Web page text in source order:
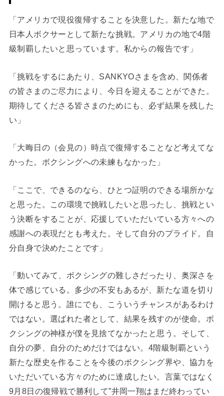
「アメリカで現役復帰することを決意した。新たな地で
日本人ボクサーとして新たな挑戦。アメリカの地で4階
級制覇したいと思っています。私からの報告です」
「挑戦をするにあたり、SANKYOさまを含め、関係者
の皆さまのご尽力により、今日を迎えることができた。
期待してくださる皆さまのためにも、必ず結果を残した
い」
「大晦日の（会見の）時点で復帰することなど考えてな
かった。ボクシングへの未練もなかった」
「ここで、できるのなら、ひとつ証明のできる場所かな
と思った。この環境で挑戦したいと思ったし、挑戦とい
う決断をすることが、応援していただいている方々への
感謝への表現だとも考えた。そして自分のプライド。自
分自身で決めたことです」
「動いてみて、ボクシングの難しさだったり、奥深さを
体で感じている。多少の不安もあるが、新たな道を切り
開けると思う。誰にでも、こういうチャンスがあるわけ
ではない。選ばれた者として、結果を残すのが使命。ボ
クシングの神様が僕を見捨てなかったと思う。そして、
自分の夢、自分のためだけではない。4階級制覇という
新たな歴史を作ることを今後のボクシング界や、協力を
いただいている方々のために達成したい。言葉ではなく
9月8日の復帰戦で勝利して”井岡一翔はまだ終わってい